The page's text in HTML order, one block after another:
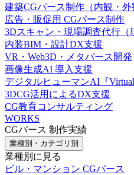
建築CGパース制作（内観・外
広告・販促用 CGパース制作
3Dスキャン・現場調査代行（
内装BIM・設計DX支援
VR・Web3D・メタバース開発
画像生成AI 導入支援
デジタルヒューマンAI『Virtual
3DCG活用によるDX支援
CG教育コンサルティング
WORKS
CGパース 制作実績
業種別・カテゴリ別
業種別に見る
ビル・マンション CGパース